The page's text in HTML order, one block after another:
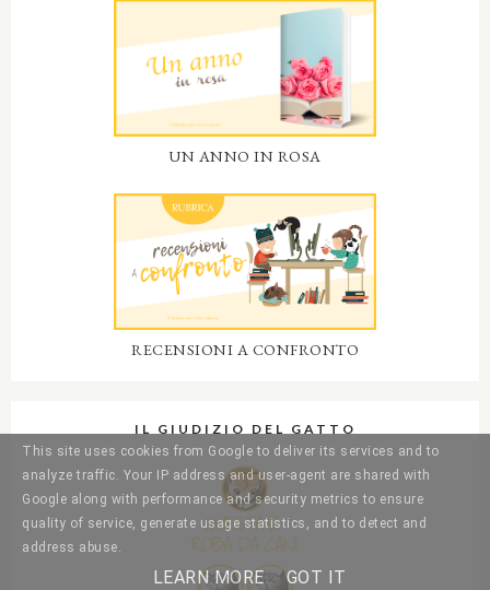
UN ANNO IN ROSA
RECENSIONI A CONFRONTO
IL GIUDIZIO DEL GATTO
This site uses cookies from Google to deliver its services and to
analyze traffic. Your IP address and user-agent are shared with
Google along with performance and security metrics to ensure
quality of service, generate usage statistics, and to detect and
address abuse.
LEARN MORE GOT IT